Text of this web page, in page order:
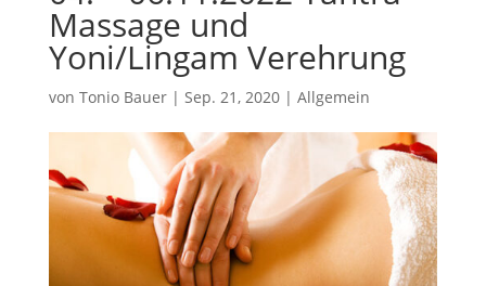
Massage und
Yoni/Lingam Verehrung
von Tonio Bauer| Sep. 21, 2020| Allgemein